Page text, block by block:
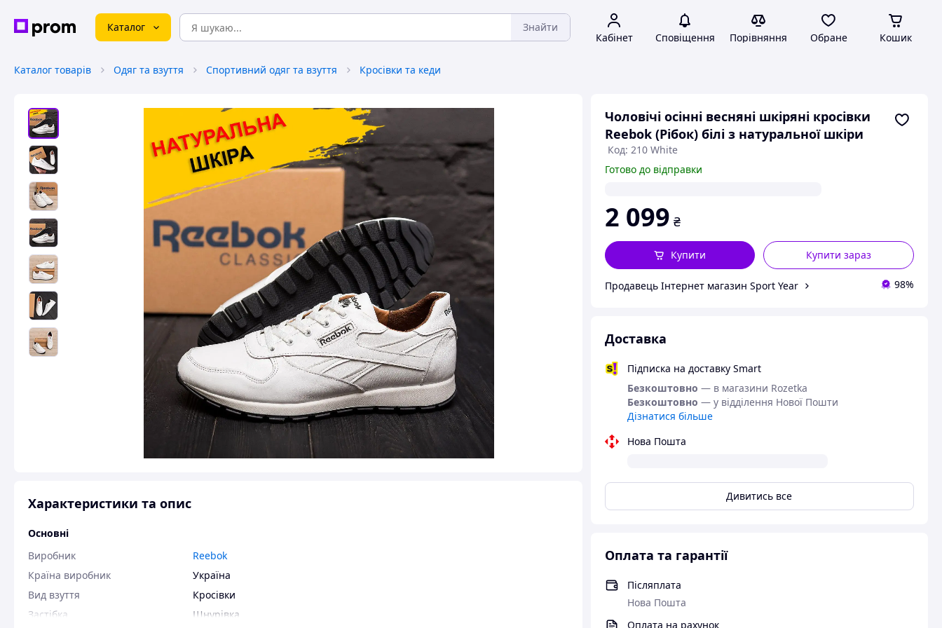
Каталог Знайти
Кабінет Сповіщення Порівняння Обране Кошик
Каталог товарів Одяг та взуття Спортивний одяг та взуття Кросівки та кеди
Чоловічі осінні весняні шкіряні кросівки
Reebok (Рібок) білі з натуральної шкіри
Код: 210 White
Готово до відправки
2 099 ₴
Купити зараз
Купити
Продавець Інтернет магазин Sport Year 98%
Доставка
Підписка на доставку Smart
Безкоштовно — в магазини Rozetka
Безкоштовно — у відділення Нової Пошти
Дізнатися більше
Нова Пошта
Дивитись все
Оплата та гарантії
Післяплата
Нова Пошта
Оплата на рахунок
Характеристики та опис
Основні
Виробник
Reebok
Країна виробник
Україна
Вид взуття
Кросівки
Застібка
Шнурівка